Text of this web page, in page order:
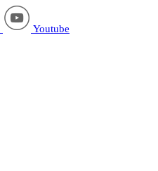
Youtube